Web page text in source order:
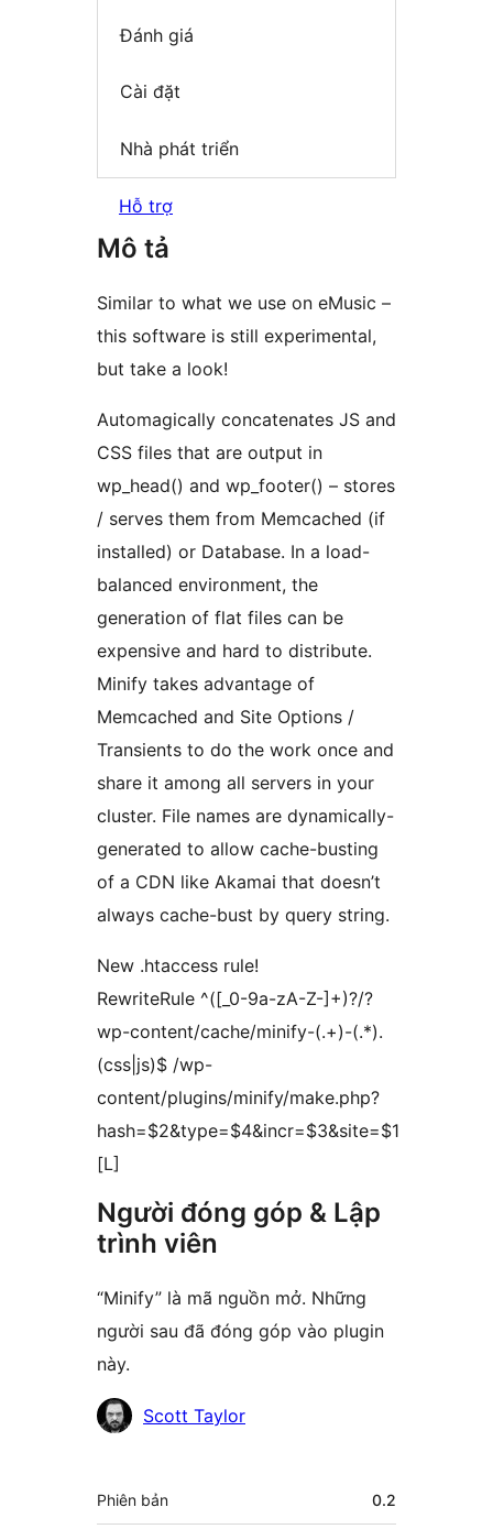
Đánh giá
Cài đặt
Nhà phát triển
Hỗ trợ
Mô tả
Similar to what we use on eMusic –
this software is still experimental,
but take a look!
Automagically concatenates JS and
CSS files that are output in
wp_head() and wp_footer() – stores
/ serves them from Memcached (if
installed) or Database. In a load-
balanced environment, the
generation of flat files can be
expensive and hard to distribute.
Minify takes advantage of
Memcached and Site Options /
Transients to do the work once and
share it among all servers in your
cluster. File names are dynamically-
generated to allow cache-busting
of a CDN like Akamai that doesn’t
always cache-bust by query string.
New .htaccess rule!
RewriteRule ^([_0-9a-zA-Z-]+)?/?
wp-content/cache/minify-(.+)-(.*).
(css|js)$ /wp-
content/plugins/minify/make.php?
hash=$2&type=$4&incr=$3&site=$1
[L]
Người đóng góp & Lập
trình viên
“Minify” là mã nguồn mở. Những
người sau đã đóng góp vào plugin
này.
Những
góp
Scott Taylor
Meta
Phiên bản 0.2